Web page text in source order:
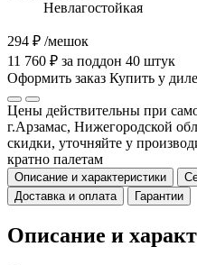
Невлагостойкая
294 ₽ /мешок
11 760 ₽ за поддон 40 штук
Оформить заказ Купить у
Цены действительны при
г.Арзамас, Нижегородской
скидки, уточняйте у
кратно палетам
Описание и характеристики
Доставка и оплата
Гарантии
Описание и